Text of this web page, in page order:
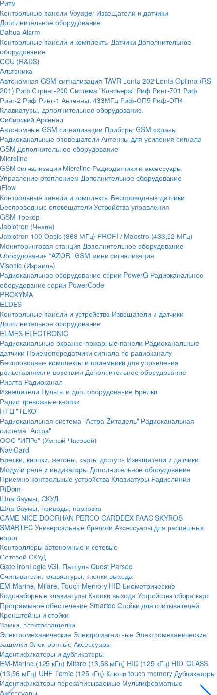
Ритм
Контрольные панели Voyager Извещатели и датчики
Дополнительное оборудование
Dahua Alarm
Контрольные панели и комплекты Датчики Дополнительное
оборудование
CCU (R&DS)
Альтоника
Автономная GSM-сигнализация TAVR Lonta 202 Lonta Optima (RS-
201) Риф Стринг-200 Система "Консьерж" Риф Ринг-701 Риф
Ринг-2 Риф Ринг-1 Антенны, 433МГц Риф-ОП5 Риф-ОП4
Клавиатуры, дополнительное оборудование.
Сибирский Арсенал
Автономные GSM сигнализации Приборы GSM охраны
Радиоканальные оповещатели Антенны для усиления сигнала
GSM Дополнительное оборудование
Microline
GSM cигнализации Microline Радиодатчики и аксессуары
Управление отоплением Дополнительное оборудование
iFlow
Контрольные панели и комплекты Беспроводные датчики
Беспроводные оповещатели Устройства управления
GSM Трекер
Jablotron (Чехия)
Jablotron 100 Oasis (868 МГц) PROFI / Maestro (433,92 МГц)
Мониторинговая станция Дополнительное оборудование
Оборудование "AZOR" GSM мини сигнализация
Visonic (Израиль)
Радиоканальное оборудование серии PowerG Радиоканальное
оборудование серии PowerCode
PROXYMA
ELDES
Контрольные панели и устройства Извещатели и датчики
Дополнительное оборудование
ELMES ELECTRONIC
Радиоканальные охранно-пожарные панели Радиоканальные
датчики Приемопередатчики сигнала по радиоканалу
Беспроводные комплекты и приемники для управления
рольставнями и воротами Дополнительное оборудование
Риэлта Радиоканал
Извещатели Пульты и доп. оборудование Брелки
Радио тревожные кнопки
НТЦ "ТЕКО"
Радиоканальная система "Астра-Zитадель" Радиоканальная
система "Астра"
ООО "ИПРо" (Умный Часовой)
NaviGard
Брелки, кнопки, жетоны, карты доступа Извещатели и датчики
Модули реле и индикаторы Дополнительное оборудование
Приемно-контрольные устройства Клавиатуры Радиолинии
RiDom
Шлагбаумы, СКУД
Шлагбаумы, приводы, парковка
CAME NICE DOORHAN PERCO CARDDEX FAAC SKYROS
SMARTEC Универсальные брелоки Аксессуары для распашных
ворот
Контроллеры автономные и сетевые
Сетевой СКУД
Gate IronLogic VGL Патруль Quest Parsec
Считыватели, клавиатуры, кнопки выхода
EM-Marine, Mifare, Touch Memory HID Биометрические
Кодонаборные клавиатуры Кнопки выхода Устройства сбора карт
Программное обеспечение Smartec Стойки для считывателей
Кронштейны и стойки
Замки, электрозащелки
Электромеханические Электромагнитные Электромеханические
защелки Электронные Аксессуары
Идентификаторы и дубликаторы
EM-Marine (125 кГц) Mifare (13,56 мГц) HID (125 кГц) HID iCLASS
(13,56 мГц) UHF Temic (125 кГц) Ключи touch memory Дубликаторы
Идентификаторы перезаписываемые Мультиформатные
Аксессуары